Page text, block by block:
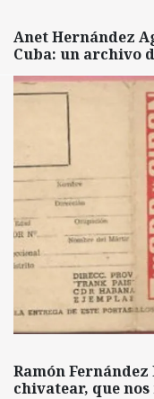
Anet Hernández
Cuba: un archivo
Ramón
chivatear, que